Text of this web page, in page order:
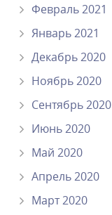
Февраль 2021
Январь 2021
Декабрь 2020
Ноябрь 2020
Сентябрь 2020
Июнь 2020
Май 2020
Апрель 2020
Март 2020